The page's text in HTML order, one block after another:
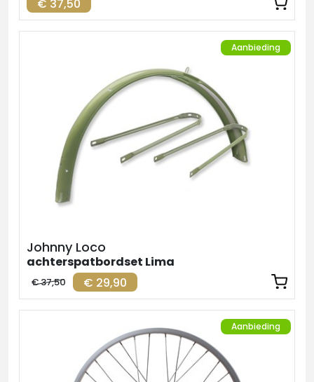
€ 37,50
Aanbieding
Johnny Loco
achterspatbordset Lima
€ 29,90
€ 37,50
Aanbieding